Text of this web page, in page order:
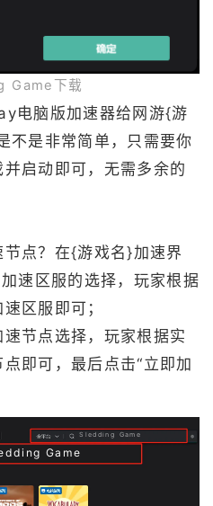
Game下载
电脑版加速器给网游{游
不是非常简单，只需要你
启动即可，无需多余的
点？在{游戏名}加速界
速区服的选择，玩家根据
区服即可；
节点选择，玩家根据实
即可，最后点击“立即加
Sledding Game
Game